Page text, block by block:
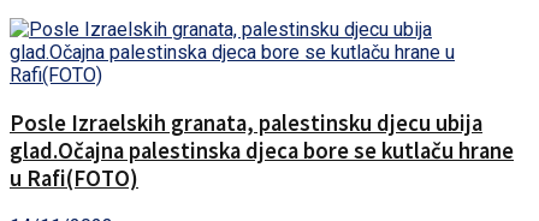
Posle Izraelskih granata, palestinsku djecu ubija
glad.Očajna palestinska djeca bore se kutlaču hrane
u Rafi(FOTO)